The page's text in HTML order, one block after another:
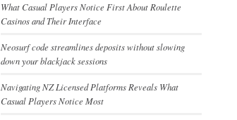
What Casual Players Notice First About Roulette
Casinos and Their Interface
Neosurf code streamlines deposits without slowing
down your blackjack sessions
Navigating NZ Licensed Platforms Reveals What
Casual Players Notice Most